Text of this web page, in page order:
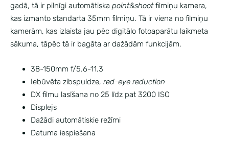
gadā, tā ir pilnīgi automātiska point&shootfilmiņu kamera,
kas izmanto standarta 35mm filmiņu. Tā ir viena no filmiņu
kamerām, kas izlaista jau pēc digitālo fotoaparātu laikmeta
sākuma, tāpēc tā ir bagāta ar dažādām funkcijām.
38-150mm f/5.6-11.3
Iebūvēta zibspuldze, red-eye reduction
DX filmu lasīšana no 25 līdz pat 3200 ISO
Displejs
Dažādi automātiskie režīmi
Datuma iespiešana